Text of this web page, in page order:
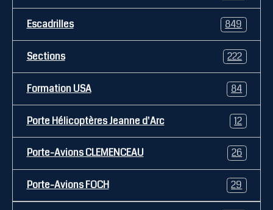
Escadrilles 849
Sections 222
Formation USA 84
Porte Hélicoptères Jeanne d'Arc 12
Porte-Avions CLEMENCEAU 26
Porte-Avions FOCH 29